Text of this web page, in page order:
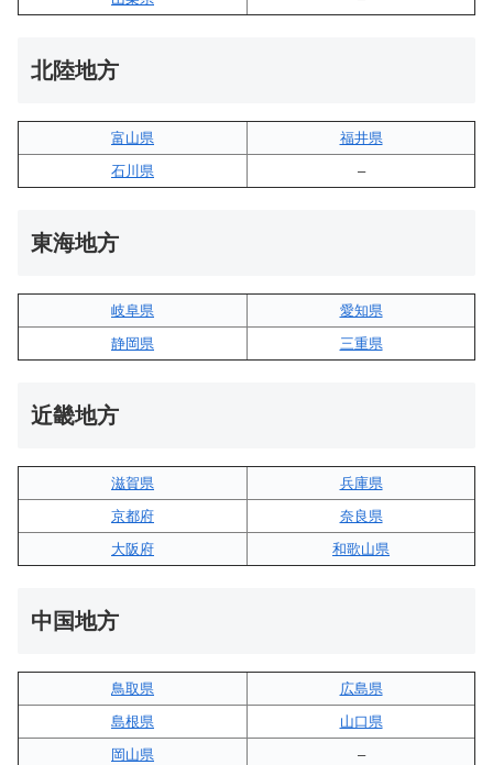
北陸地方
富山県
福井県
石川県
–
東海地方
岐阜県
愛知県
静岡県
三重県
近畿地方
滋賀県
兵庫県
京都府
奈良県
大阪府
和歌山県
中国地方
鳥取県
広島県
島根県
山口県
岡山県
–